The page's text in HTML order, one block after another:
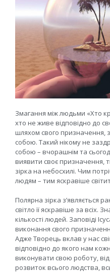
Змагання між людьми «Хто
хто не живе відповідно до
шляхом свого призначення,
собою. Такий нікому не
собою – вчорашнім та
виявити своє призначення,
зірка на небосхилі. Чим
людям – тим яскравіше
Полярна зірка з’являється
світло її яскравіше за всіх.
кількості людей. Заповіді
виконання свого
Адже Творець вклав у нас
відповідно до якого нам
виконувати свою роботу,
розвиток всього людства,